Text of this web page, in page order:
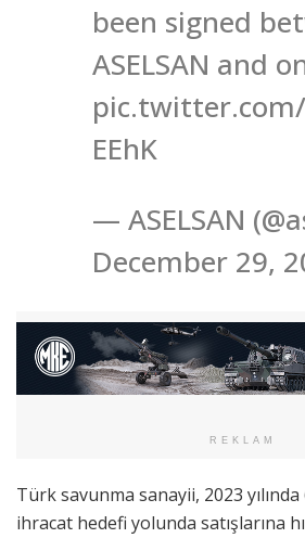
been signed
ASELSAN and
EEhK
— ASELSAN
December 29,
REKLAM
Türk savunma sanayii, 2023
ihracat hedefi yolunda satışlarına